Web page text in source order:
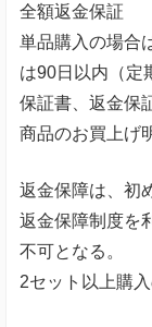
全額返金保証
単品購入の場合
は90日以内（定
保証書、返金保
商品のお買上げ
返金保障は、初
返金保障制度を
不可となる。
2セット以上購